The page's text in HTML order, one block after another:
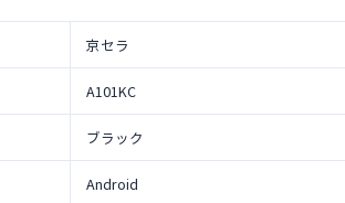
京セラ
A101KC
ブラック
Android